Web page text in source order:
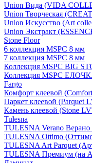
Union Вида (VIDA
Union Творческая
Union Искусство (Art
Union Экстракт
Stone Floor
6 коллекция MSPC 8 мм
7 коллекция MSPC 8 мм
Коллекция MSPC BIG
Коллекция MSPC
Fargo
Комфорт клеевой
Паркет клеевой (Parquet
Камень клеевой (Stone
Tulesna
TULESNA Verano Верано
TULESNA Ottimo
TULESNA Art Parquet
TULESNA Премиум (на